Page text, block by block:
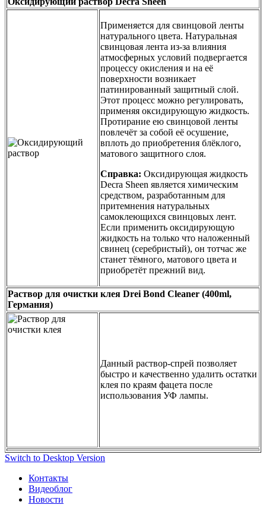
Применяется для свинцовой ленты
натурального цвета. Натуральная
свинцовая лента из-за влияния
атмосферных условий подвергается
процессу окисления и на её
поверхности возникает
патинированный защитный слой.
Этот процесс можно регулировать,
применяя оксидирующую жидкость.
Протирание ею свинцовой ленты
повлечёт за собой её осушение,
вплоть до приобретения блёклого,
матового защитного слоя.
Справка: Оксидирующая жидкость
Decra Sheen является химическим
средством, разработанным для
притемнения натуральных
самоклеющихся свинцовых лент.
Если применить оксидирующую
жидкость на только что наложенный
свинец (серебристый), он тотчас же
станет тёмного, матового цвета и
приобретёт прежний вид.
Раствор для очистки клея Drei Bond Cleaner (400ml,
Германия)
Данный раствор-спрей позволяет
быстро и качественно удалить остатки
клея по краям фацета после
использования УФ лампы.
Switch to Desktop Version
Контакты
Видеоблог
Новости